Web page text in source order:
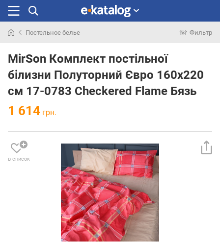
раньше
Постельное белье Фильтр
MirSon Комплект постільної
білизни Полуторний Євро 160х220
см 17-0783 Checkered Flame Бязь
1 614 грн.
в список